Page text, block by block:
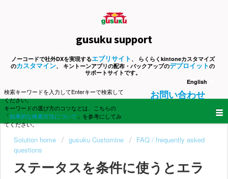
gusuku support
ノーコードで社外DXを実現するエブリサイト 、 らくらくkintoneカスタマイズ
のカスタマイン、 キントーンアプリの配布・バックアップのデプロイットの
サポートサイトです。
English
検索キーワードを入力してEnterキーで検索して
ください。
キーワードの選び方のコツなどは、こちらの
「効果的な検索方法について 」を参考にしてみ
てください。
お問い合わせ
Solution home gusuku Customine
FAQ / frequently asked
questions
ステータスを条件に使うとエラ